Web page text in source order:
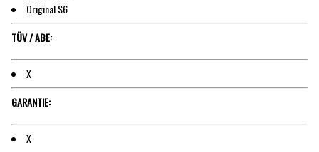
Original S6
TÜV / ABE:
X
GARANTIE:
X